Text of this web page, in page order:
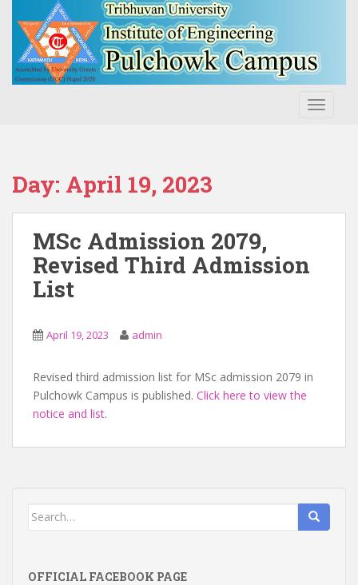
Day: April 19, 2023
MSc Admission 2079,
Revised Third Admission
List
April 19, 2023 admin
Revised third admission list for MSc admission 2079 in
Pulchowk Campus is published. Click here to view the
notice and list.
Search
OFFICIAL FACEBOOK PAGE